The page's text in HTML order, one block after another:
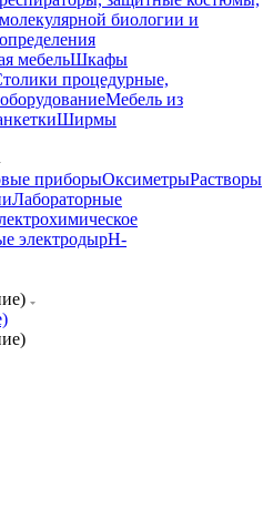
биологии и
мебельШкафы
процедурные,
Мебель из
Ширмы
приборыОксиметрыРастворы
Лабораторные
электродыpH-